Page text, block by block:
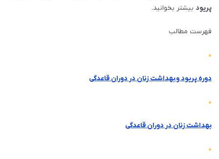
پریود بیشتر بخوانید.
فهرست مطالب
دوره پریود و بهداشت زنان در دوران قاعدگی
بهداشت زنان در دوران قاعدگی